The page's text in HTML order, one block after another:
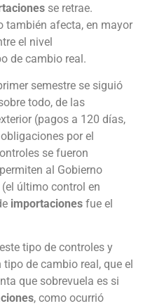
se retrae.
también afecta, en mayor
el nivel
de cambio real.
semestre se siguió
todo, de las
(pagos a 120 días,
por el
se fueron
al Gobierno
último control en
importaciones fue el
tipo de controles y
de cambio real, que el
que sobrevuela es si
, como ocurrió